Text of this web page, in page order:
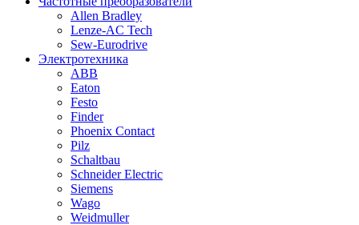
Allen Bradley
Lenze-AC Tech
Sew-Eurodrive
Электротехника
ABB
Eaton
Festo
Finder
Phoenix Contact
Pilz
Schaltbau
Schneider Electric
Siemens
Wago
Weidmuller